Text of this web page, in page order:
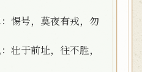
惕号，莫夜有戎，勿
壮于前址，往不胜，